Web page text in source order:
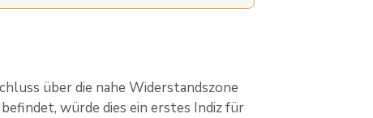
über die nahe Widerstandszone
würde dies ein erstes Indiz für